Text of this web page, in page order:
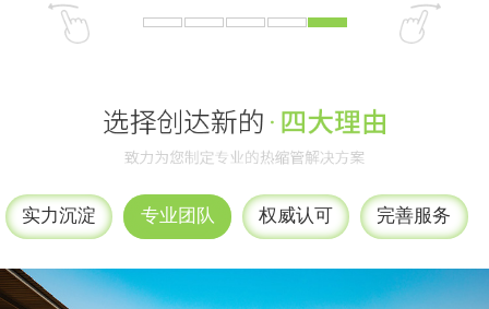
鱼鳞纹 蓝色 鱼鳞纹 黑色
实力沉淀 专业团队 权威认可 完善服务